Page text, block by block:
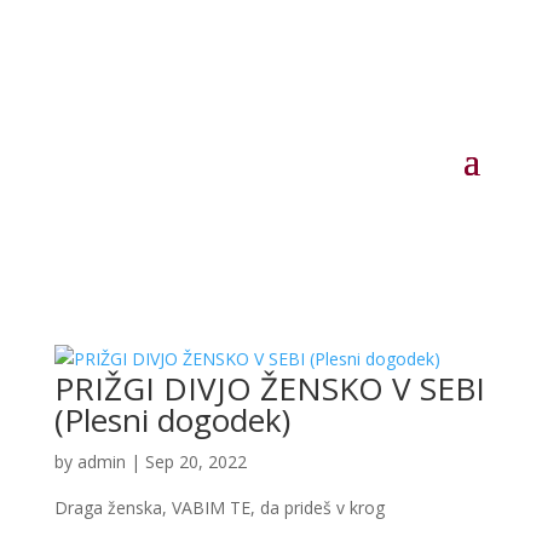
PRIŽGI DIVJO ŽENSKO V SEBI
(Plesni dogodek)
by admin | Sep 20, 2022
Draga ženska, VABIM TE, da prideš v krog